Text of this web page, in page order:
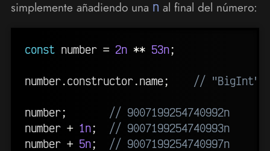
simplemente añadiendo una n al final del número:
const number = 2n ** 53n;
number.constructor.name; // "BigInt"
number;
// 9007199254740992n
number + 1n;
// 9007199254740993n
number + 5n;
// 9007199254740997n